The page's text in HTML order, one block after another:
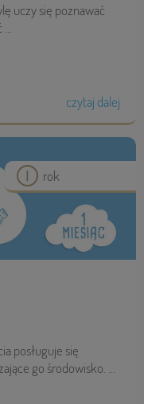
uczy się poznawać
czytaj dalej
rok
posługuje się
go środowisko. ...